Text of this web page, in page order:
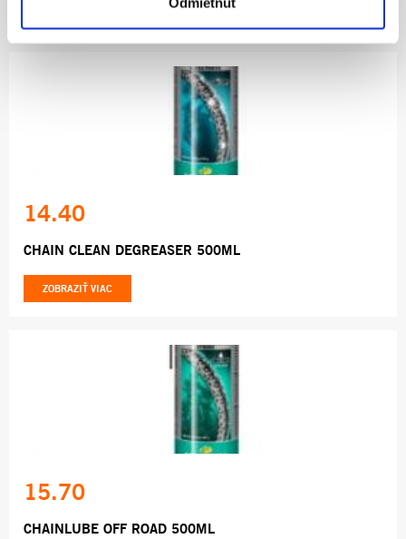
14.40
CHAIN CLEAN DEGREASER 500ML
ZOBRAZIŤ VIAC
15.70
CHAINLUBE OFF ROAD 500ML